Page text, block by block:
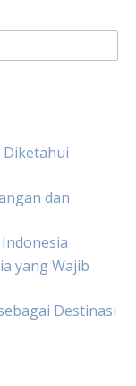
Diketahui
dan
yang Wajib
Destinasi